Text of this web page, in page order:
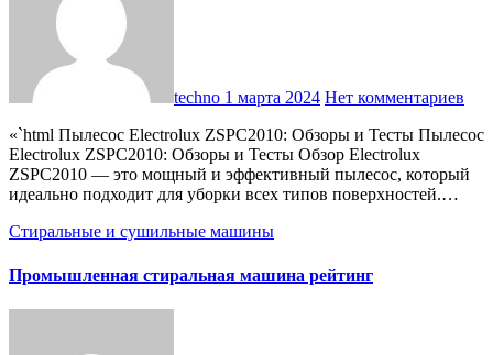
techno 1 марта 2024 Нет комментариев
«`html Пылесос Electrolux ZSPC2010: Обзоры и Тесты Пылесос
Electrolux ZSPC2010: Обзоры и Тесты Обзор Electrolux
ZSPC2010 — это мощный и эффективный пылесос, который
идеально подходит для уборки всех типов поверхностей.…
Стиральные и сушильные машины
Промышленная стиральная машина рейтинг